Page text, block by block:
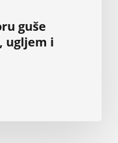
guše
ugljem i